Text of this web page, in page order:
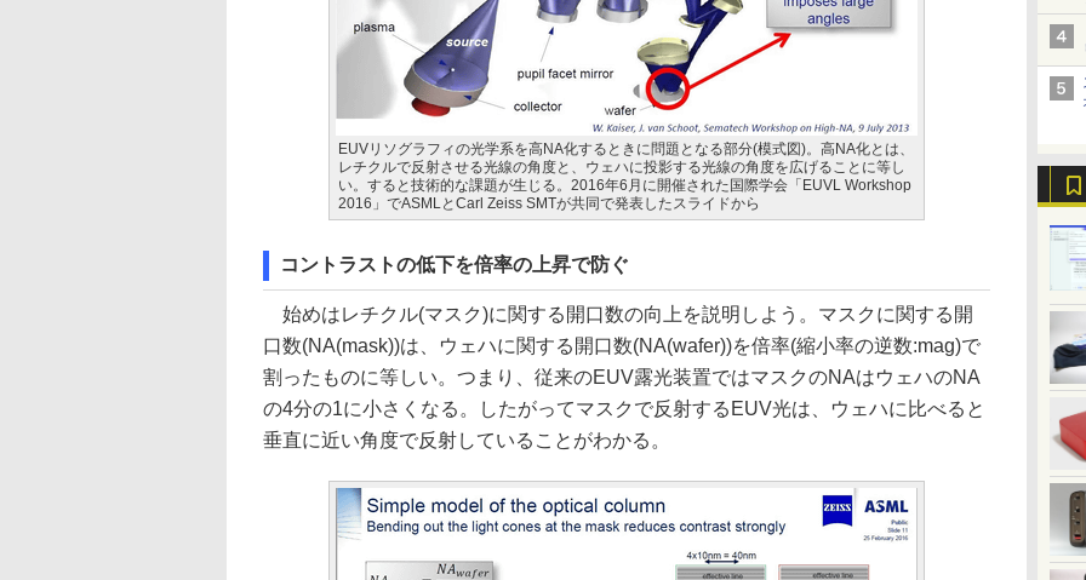
EUVリソグラフィの光学系を高NA化するときに問題となる部分(模式図)。高NA化とは、
レチクルで反射させる光線の角度と、ウェハに投影する光線の角度を広げることに等し
い。すると技術的な課題が生じる。2016年6月に開催された国際学会「EUVL Workshop
2016」でASMLとCarl Zeiss SMTが共同で発表したスライドから
コントラストの低下を倍率の上昇で防ぐ
始めはレチクル(マスク)に関する開口数の向上を説明しよう。マスクに関する開
口数(NA(mask))は、ウェハに関する開口数(NA(wafer))を倍率(縮小率の逆数:mag)で
割ったものに等しい。つまり、従来のEUV露光装置ではマスクのNAはウェハのNA
の4分の1に小さくなる。したがってマスクで反射するEUV光は、ウェハに比べると
垂直に近い角度で反射していることがわかる。